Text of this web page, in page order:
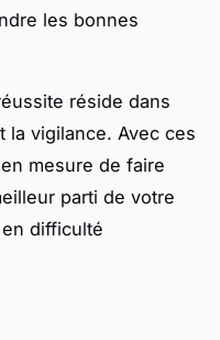
les bonnes
réside dans
la vigilance. Avec ces
mesure de faire
parti de votre
difficulté